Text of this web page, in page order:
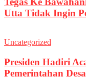
Utta Tidak Ingin
Uncategorized
Presiden Hadiri
Pemerintahan